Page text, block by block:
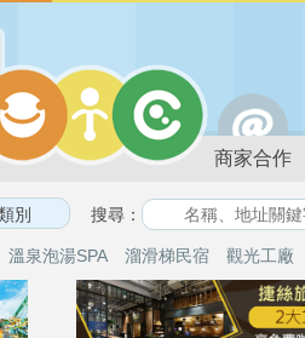
商家合作
搜尋：
溫泉泡湯SPA 溜滑梯民宿 觀光工廠